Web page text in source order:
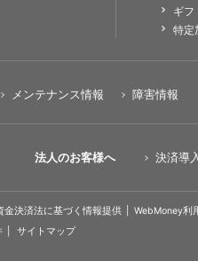
ギフ
特定
メンテナンス情報 障害情報
法人のお客様へ 決済導
金決済法に基づく情報提供
WebMoney利
サイトマップ